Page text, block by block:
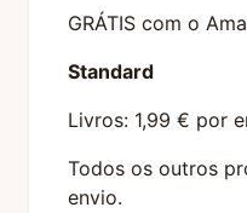
GRÁTIS com o
Standard
Livros: 1,99 € por
Todos os outros
envio.